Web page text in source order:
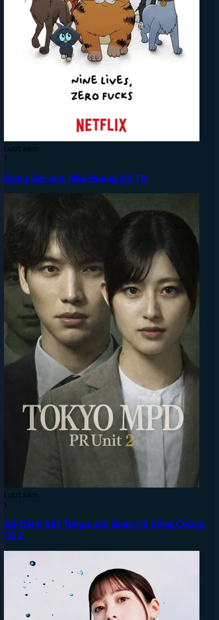
Lượt xem:
1
Ricky Gervais: Mèo Hoang Đô Thị
Lượt xem:
1
Sở Cảnh Sát Tokyo: Đội Quan Hệ Công Chúng
Số 2